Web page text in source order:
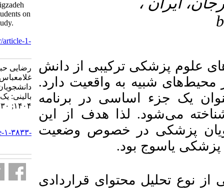
از دانش
دارد.
در برنامه
هدف از این
خصوص وضعیت
قراردادی
Rezaei H, Rahbar A, Sabz G, Beigzadeh
A. The Perspective of Medical Students on
Clinical Rounds: A Qualitative Study.
URL:http://armaghanj.yums.ac.ir/article-1-
رضایی حبیب اله، رهبر اسماء، سبز
غلامعباس، بیگ زاده امین. دیدگاه
دانشجویان پزشکی در خصوص راندهای
بالینی: یک مطالعه کیفی. ارمغان دانش.
۱۴۰۴; ۳۰ (۴) :۵۲۰-۵۳۹
http://armaghanj.yums.ac.ir/article-۱-۳۸۳۳-